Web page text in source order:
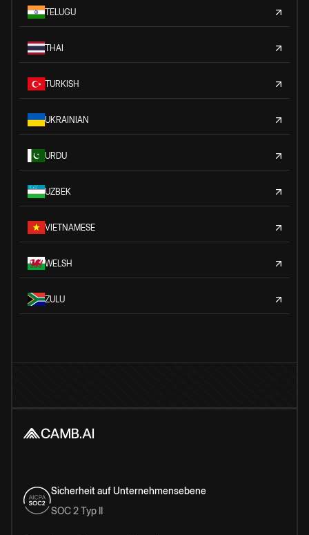
TELUGU
THAI
TURKISH
UKRAINIAN
URDU
UZBEK
VIETNAMESE
WELSH
ZULU
Sicherheit auf Unternehmensebene
SOC 2 Typ II